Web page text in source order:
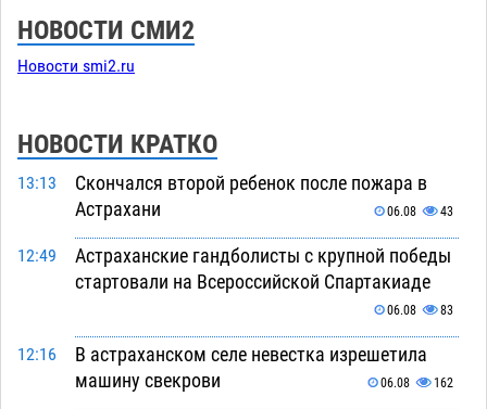
НОВОСТИ СМИ2
Новости smi2.ru
НОВОСТИ КРАТКО
13:13
Скончался второй ребенок после пожара в
Астрахани
06.08 43
12:49
Астраханские гандболисты с крупной победы
стартовали на Всероссийской Спартакиаде
06.08 83
12:16
В астраханском селе невестка изрешетила
машину свекрови
06.08 162